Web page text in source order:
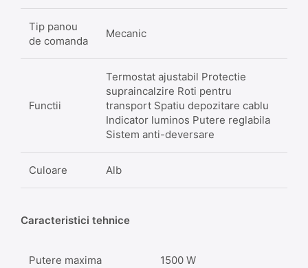
Tip panou
de comanda
Mecanic
Functii
Termostat ajustabil Protectie
supraincalzire Roti pentru
transport Spatiu depozitare cablu
Indicator luminos Putere reglabila
Sistem anti-deversare
Culoare Alb
Caracteristici tehnice
Putere maxima 1500 W